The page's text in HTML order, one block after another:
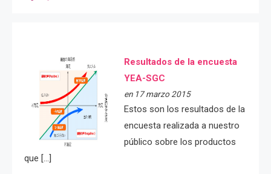
Resultados de la encuesta
YEA-SGC
en 17 marzo 2015
Estos son los resultados de la
encuesta realizada a nuestro
público sobre los productos
que […]